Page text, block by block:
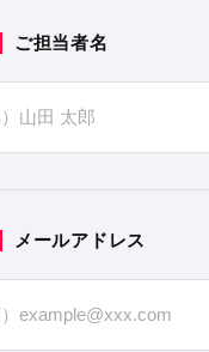
ご担当者名
メールアドレス